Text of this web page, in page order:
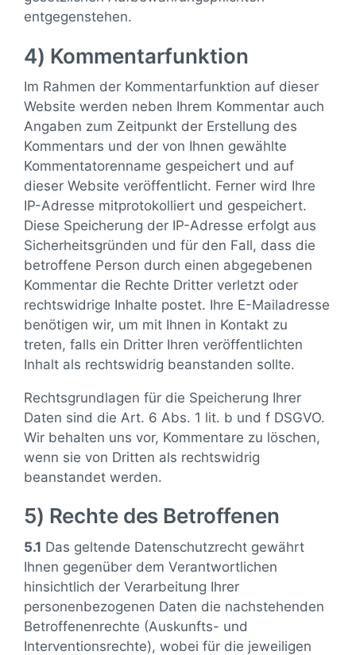
entgegenstehen.
4) Kommentarfunktion
Im Rahmen der Kommentarfunktion auf dieser
Website werden neben Ihrem Kommentar auch
Angaben zum Zeitpunkt der Erstellung des
Kommentars und der von Ihnen gewählte
Kommentatorenname gespeichert und auf
dieser Website veröffentlicht. Ferner wird Ihre
IP-Adresse mitprotokolliert und gespeichert.
Diese Speicherung der IP-Adresse erfolgt aus
Sicherheitsgründen und für den Fall, dass die
betroffene Person durch einen abgegebenen
Kommentar die Rechte Dritter verletzt oder
rechtswidrige Inhalte postet. Ihre E-Mailadresse
benötigen wir, um mit Ihnen in Kontakt zu
treten, falls ein Dritter Ihren veröffentlichten
Inhalt als rechtswidrig beanstanden sollte.
Rechtsgrundlagen für die Speicherung Ihrer
Daten sind die Art. 6 Abs. 1 lit. b und f DSGVO.
Wir behalten uns vor, Kommentare zu löschen,
wenn sie von Dritten als rechtswidrig
beanstandet werden.
5) Rechte des Betroffenen
5.1 Das geltende Datenschutzrecht gewährt
Ihnen gegenüber dem Verantwortlichen
hinsichtlich der Verarbeitung Ihrer
personenbezogenen Daten die nachstehenden
Betroffenenrechte (Auskunfts- und
Interventionsrechte), wobei für die jeweiligen